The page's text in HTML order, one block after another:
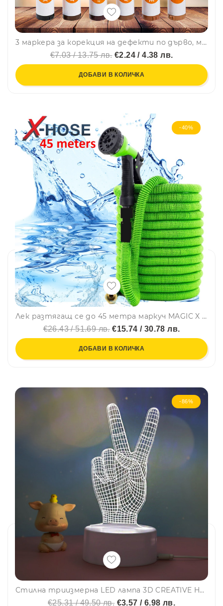
3 маркера за корекция на дефекти по дърво, моментални, универсални, 3 х 2.5 мл
€7.03 / 13.75 лв.€2.24 / 4.38 лв.
ДОБАВИ В КОЛИЧКА
-40%
Лек разтягащ се до 45 метра маркуч MAGIC X HOSE и пръскалка със 7 режима
€26.43 / 51.69 лв.€15.74 / 30.78 лв.
ДОБАВИ В КОЛИЧКА
-86%
Стилна триизмерна LED лампа 3D CREATIVE HAND
€25.31 / 49.50 лв. €3.57 / 6.98 лв.